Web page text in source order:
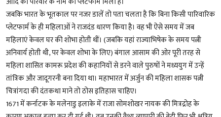
जबकि भारत के भूतकाल पर नजर डालें तो पता चलता है कि बिना किसी पारिवारिक
प्लेटफार्म के ही महिलाओं ने राजदंड धारण किया है। वह भी ऐसे समय में जब
महिलाएं केवल घर की शोभा होती थीं। (जबकि यहां राज्याभिषेक के समय पत्नी
अनिवार्य होती थी, पर केवल शोभा के लिए) बंगाल आसाम की ओर पूरी तरह से
महिला शासित कामरू प्रदेश की कहानियों से डरने वाले पुरुषों ने मध्ययुग में उन्हें
तांत्रिक और जादूगरनी बना दिया था। महाभारत में अर्जुन की महिला शासक पत्नी
चित्रांगदा की दंतकथा माने तो ठोस इतिहास चाहिए।
1671 में कर्नाटक के मलेनाडु इलाके में राजा सोमशोखर नायक की मित्रद्रोह के